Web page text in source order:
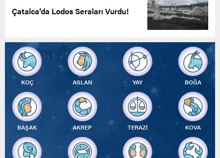
Çatalca’da Lodos Seraları Vurdu!
KOÇ ASLAN YAY BOĞA
BAŞAK AKREP TERAZİ KOVA